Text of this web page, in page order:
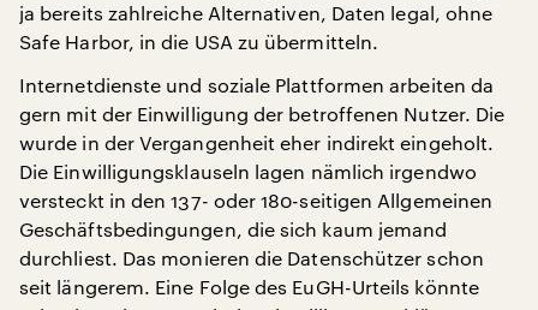
ja bereits zahlreiche Alternativen, Daten legal, ohne
Safe Harbor, in die USA zu übermitteln.
Internetdienste und soziale Plattformen arbeiten da
gern mit der Einwilligung der betroffenen Nutzer. Die
wurde in der Vergangenheit eher indirekt eingeholt.
Die Einwilligungsklauseln lagen nämlich irgendwo
versteckt in den 137- oder 180-seitigen Allgemeinen
Geschäftsbedingungen, die sich kaum jemand
durchliest. Das monieren die Datenschützer schon
seit längerem. Eine Folge des EuGH-Urteils könnte